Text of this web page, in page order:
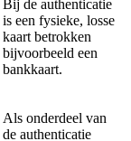
Bij de authenticatie
is een fysieke, losse
kaart betrokken
bijvoorbeeld een
bankkaart.
Als onderdeel van
de authenticatie